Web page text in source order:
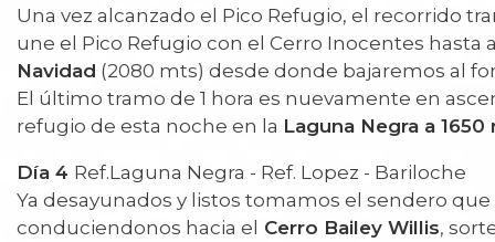
Una vez alcanzado el Pico Refugio, el recorrido
une el Pico Refugio con el Cerro Inocentes hasta
Navidad (2080 mts) desde donde bajaremos al
El último tramo de 1 hora es nuevamente en
refugio de esta noche en la Laguna Negra a
Día 4 Ref.Laguna Negra - Ref. Lopez - Bariloche
Ya desayunados y listos tomamos el sendero
conduciendonos hacia el Cerro Bailey Willis,